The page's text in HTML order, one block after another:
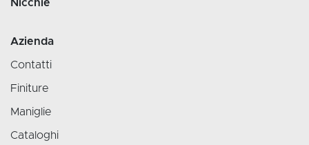
Nicchie
Azienda
Contatti
Finiture
Maniglie
Cataloghi